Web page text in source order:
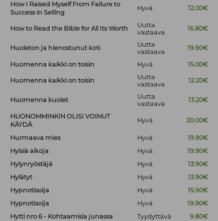
How I Raised Myself From Failure to
Success in Selling
Hyvä 12.00€
How to Read the Bible for All Its Worth
Uutta
vastaava
16.80€
Huoleton ja hienostunut koti
Uutta
vastaava
19.90€
Huomenna kaikki on toisin Hyvä 15.00€
Huomenna kaikki on toisin
Uutta
vastaava
12.20€
Huomenna kuolet
Uutta
vastaava
13.20€
HUONOMMINKIN OLISI VOINUT
KÄYDÄ
Hyvä 20.00€
Hurmaava mies Hyvä
19.90€
Hyisiä aikoja
Hyvä
19.90€
Hylynryöstäjä
Hyvä
13.90€
Hylätyt
Hyvä
13.90€
Hypnotisoija
Hyvä
15.90€
Hypnotisoija
Hyvä
19.90€
Hytti nro 6 - Kohtaamisia junassa
Tyydyttävä 9.80€